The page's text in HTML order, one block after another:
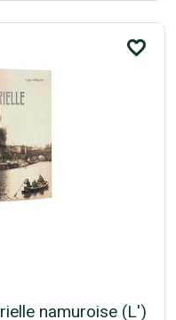
favorite_border
namuroise (L')